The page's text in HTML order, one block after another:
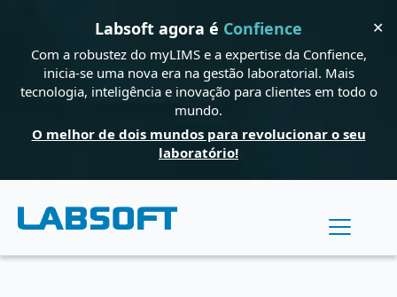
Labsoft agora é Confience
Com a robustez do myLIMS e a expertise da Confience,
inicia-se uma nova era na gestão laboratorial. Mais
tecnologia, inteligência e inovação para clientes em todo o
mundo.
O melhor de dois mundos para revolucionar o seu
laboratório!
✕